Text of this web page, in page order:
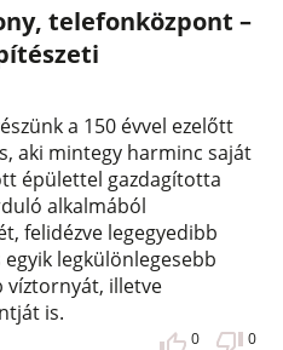
telefonközpont –
a 150 évvel ezelőtt
aki mintegy harminc saját
épülettel gazdagította
alkalmából
felidézve legegyedibb
legkülönlegesebb
víztornyát, illetve
is.
0 0